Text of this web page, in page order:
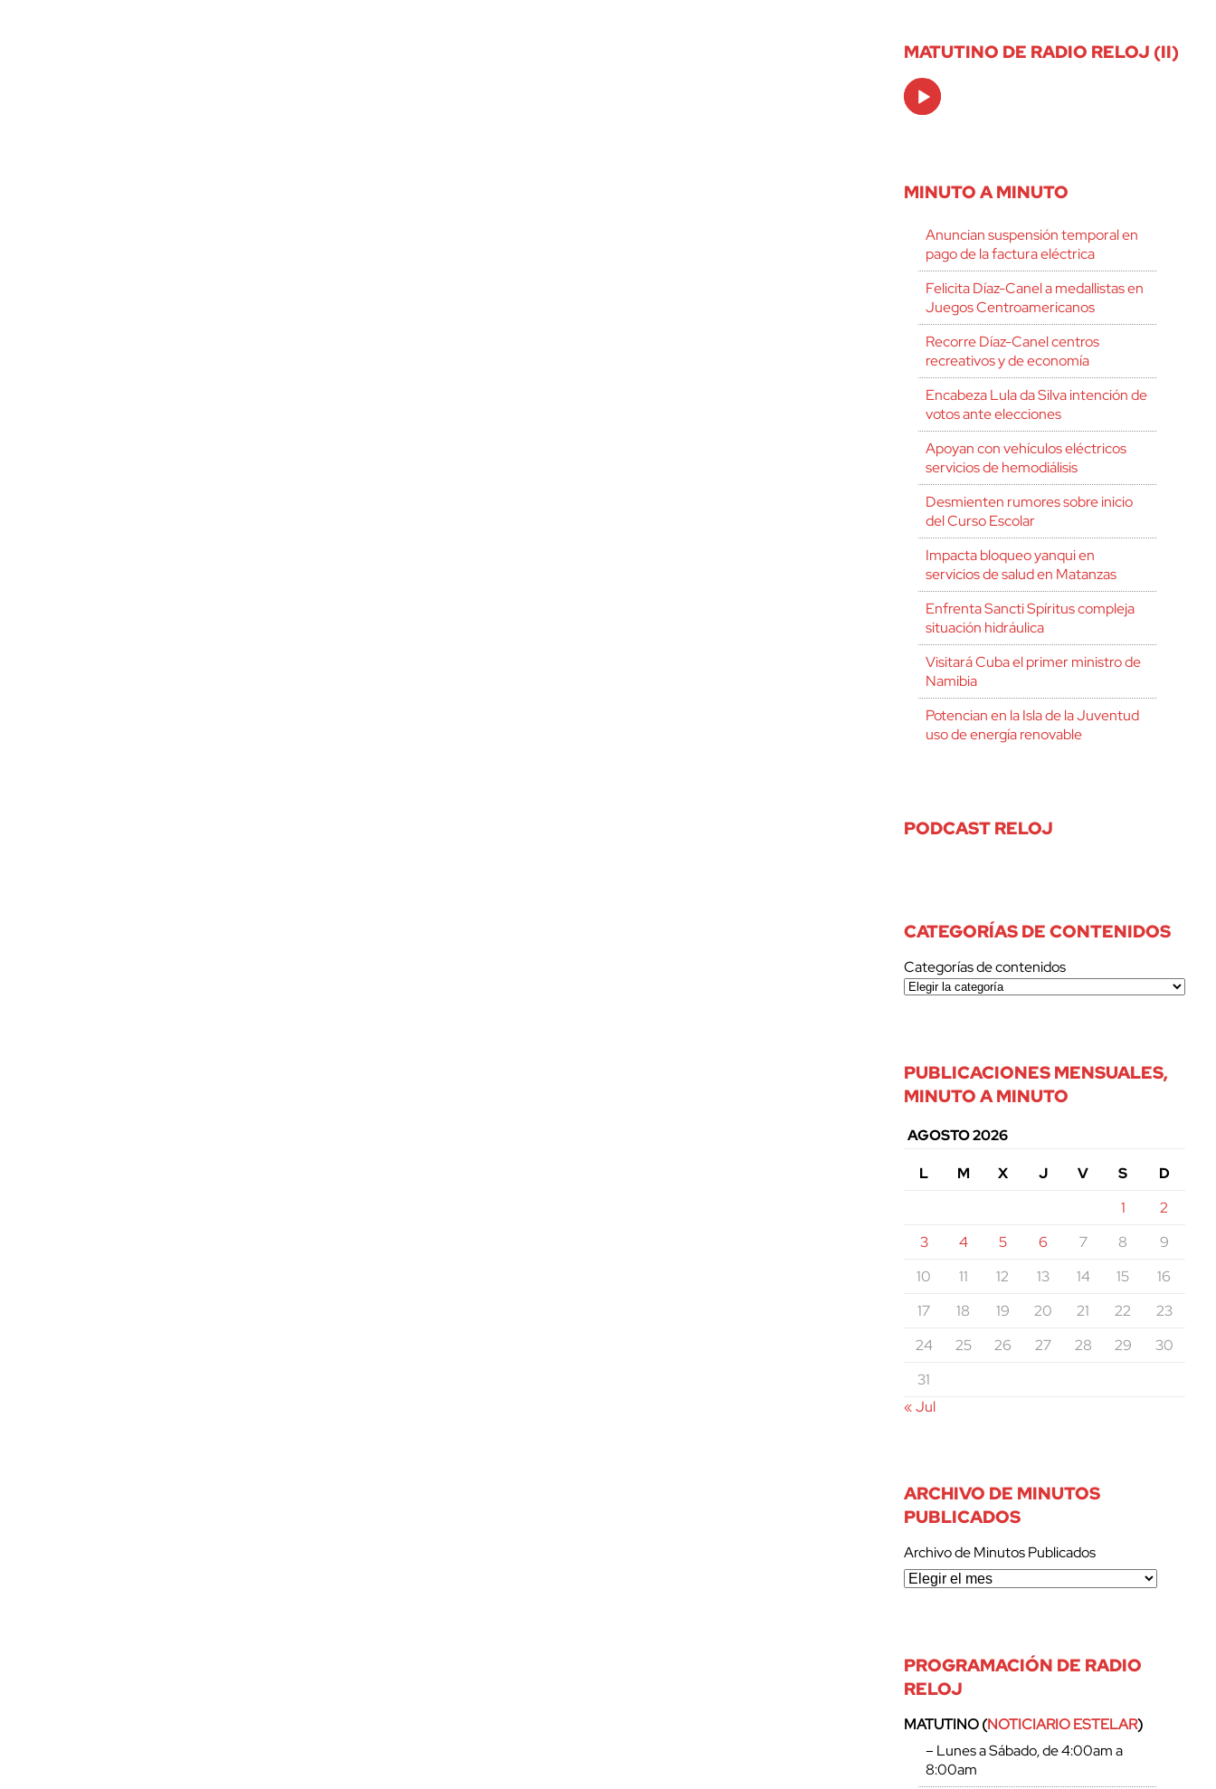
MATUTINO DE RADIO RELOJ (II)
Audio
Player
MINUTO A MINUTO
Anuncian suspensión temporal en
pago de la factura eléctrica
Felicita Díaz-Canel a medallistas en
Juegos Centroamericanos
Recorre Díaz-Canel centros
recreativos y de economía
Encabeza Lula da Silva intención de
votos ante elecciones
Apoyan con vehículos eléctricos
servicios de hemodiálisis
Desmienten rumores sobre inicio
del Curso Escolar
Impacta bloqueo yanqui en
servicios de salud en Matanzas
Enfrenta Sancti Spíritus compleja
situación hidráulica
Visitará Cuba el primer ministro de
Namibia
Potencian en la Isla de la Juventud
uso de energía renovable
PODCAST RELOJ
CATEGORÍAS DE CONTENIDOS
Categorías de contenidos
PUBLICACIONES MENSUALES,
MINUTO A MINUTO
AGOSTO 2026
L
M X J V S
D
1
2
3
4 5 6 7 8
9
10
11 12 13 14 15
16
17
18 19 20 21 22
23
24
25 26 27 28 29
30
31
« Jul
ARCHIVO DE MINUTOS
PUBLICADOS
Archivo de Minutos Publicados
PROGRAMACIÓN DE RADIO
RELOJ
MATUTINO (NOTICIARIO ESTELAR)
– Lunes a Sábado, de 4:00am a
8:00am